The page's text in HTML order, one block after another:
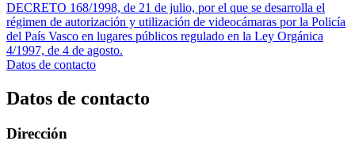
DECRETO 168/1998, de 21 de julio, por el que se desarrolla el
régimen de autorización y utilización de videocámaras por la Policía
del País Vasco en lugares públicos regulado en la Ley Orgánica
4/1997, de 4 de agosto.
Datos de contacto
Datos de contacto
Dirección